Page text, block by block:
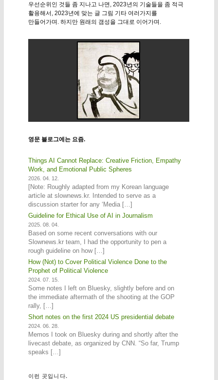
우선순위인 것들 좀 지나고 나면, 2023년의 기술들을 좀 적극
활용해서, 2023년에 맞는 글 그림 기타 여러가지를
만들어가며. 하지만 원래의 갬성을 그대로 이어가며.
영문 블로그에는 요즘.
Things AI Cannot Replace: Creative Friction, Empathy
Work, and Emotional Public Spheres
2026. 04. 12.
[Note: Roughly adapted from my Korean language
article at slownews.kr. Intended to serve as a
discussion starter for any ‘Media […]
Guideline for Ethical Use of AI in Journalism
2025. 08. 04.
Based on some recent conversations with our
Slownews.kr team, I had the opportunity to pen a
rough guideline on how […]
How (Not) to Cover Political Violence Done to the
Prophet of Political Violence
2024. 07. 15.
Some notes I left on Bluesky, slightly before and on
the immediate aftermath of the shooting at the GOP
rally, […]
Short notes on the first 2024 US presidential debate
2024. 06. 28.
Memos I took on Bluesky during and shortly after the
livecast debate, as organized by CNN. “So far, Trump
speaks […]
이런 곳입니다.